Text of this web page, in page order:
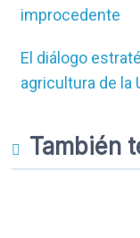
improcedente
El diálogo
agricultura de la
También